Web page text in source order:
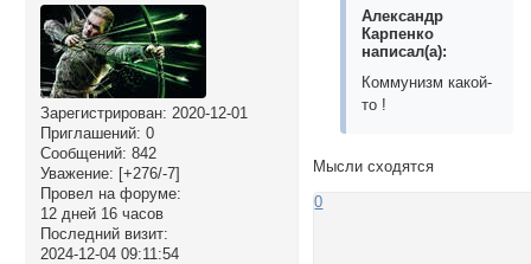
Зарегистрирован: 2020-12-01
Приглашений: 0
Сообщений: 842
Уважение: [+276/-7]
Провел на форуме:
12 дней 16 часов
Последний визит:
2024-12-04 09:11:54
Александр
Карпенко
написал(а):
Коммунизм какой-
то !
Мысли сходятся
0